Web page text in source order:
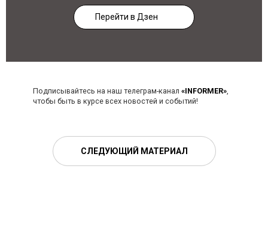
Перейти в Дзен
Подписывайтесь на наш телеграм-канал «INFORMER»,
чтобы быть в курсе всех новостей и событий!
СЛЕДУЮЩИЙ МАТЕРИАЛ